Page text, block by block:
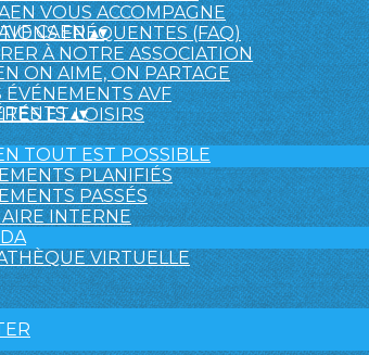
VOUS ACCOMPAGNE
FRÉQUENTES (FAQ)
À NOTRE ASSOCIATION
CAEN▴▾
ON AIME, ON PARTAGE
ÉVÉNEMENTS AVF
ET LOISIRS
▴▾
TOUT EST POSSIBLE
PLANIFIÉS
PASSÉS
INTERNE
VIRTUELLE